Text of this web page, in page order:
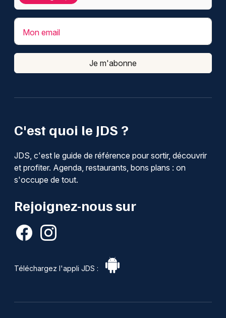
C'est quoi le JDS ?
JDS, c'est le guide de référence pour sortir, découvrir
et profiter. Agenda, restaurants, bons plans : on
s'occupe de tout.
Rejoignez-nous sur
Téléchargez l'appli JDS :
Mon email
Je m'abonne